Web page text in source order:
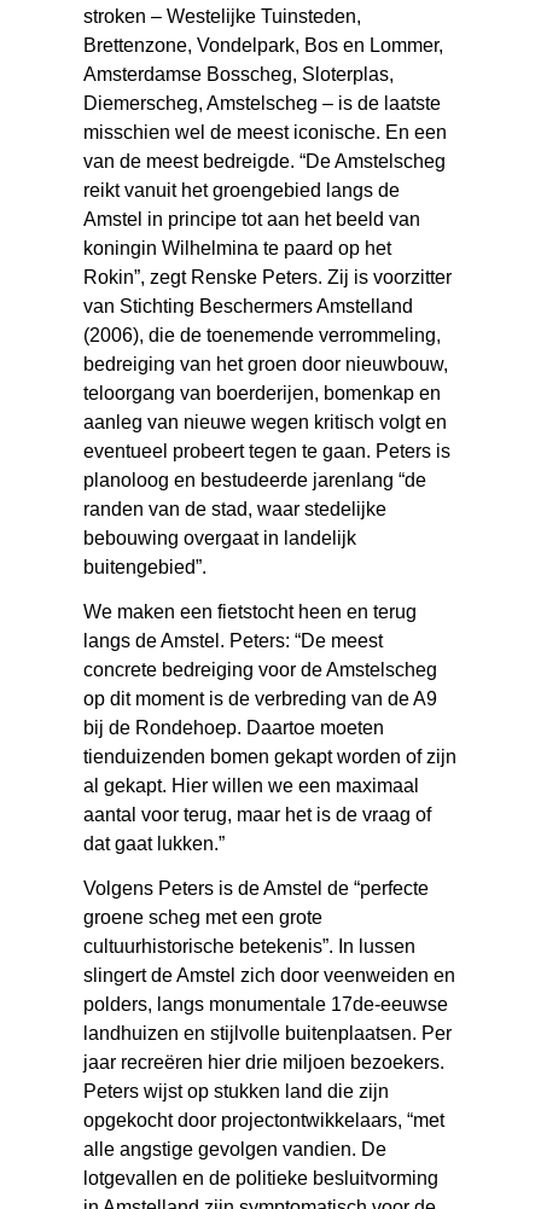
stroken – Westelijke Tuinsteden,
Brettenzone, Vondelpark, Bos en Lommer,
Amsterdamse Bosscheg, Sloterplas,
Diemerscheg, Amstelscheg – is de laatste
misschien wel de meest iconische. En een
van de meest bedreigde. “De Amstelscheg
reikt vanuit het groengebied langs de
Amstel in principe tot aan het beeld van
koningin Wilhelmina te paard op het
Rokin”, zegt Renske Peters. Zij is voorzitter
van Stichting Beschermers Amstelland
(2006), die de toenemende verrommeling,
bedreiging van het groen door nieuwbouw,
teloorgang van boerderijen, bomenkap en
aanleg van nieuwe wegen kritisch volgt en
eventueel probeert tegen te gaan. Peters is
planoloog en bestudeerde jarenlang “de
randen van de stad, waar stedelijke
bebouwing overgaat in landelijk
buitengebied”.
We maken een fietstocht heen en terug
langs de Amstel. Peters: “De meest
concrete bedreiging voor de Amstelscheg
op dit moment is de verbreding van de A9
bij de Rondehoep. Daartoe moeten
tienduizenden bomen gekapt worden of zijn
al gekapt. Hier willen we een maximaal
aantal voor terug, maar het is de vraag of
dat gaat lukken.”
Volgens Peters is de Amstel de “perfecte
groene scheg met een grote
cultuurhistorische betekenis”. In lussen
slingert de Amstel zich door veenweiden en
polders, langs monumentale 17de-eeuwse
landhuizen en stijlvolle buitenplaatsen. Per
jaar recreëren hier drie miljoen bezoekers.
Peters wijst op stukken land die zijn
opgekocht door projectontwikkelaars, “met
alle angstige gevolgen vandien. De
lotgevallen en de politieke besluitvorming